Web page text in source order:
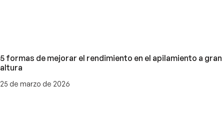
5 formas de mejorar el rendimiento en el apilamiento a gran
altura
25 de marzo de 2026